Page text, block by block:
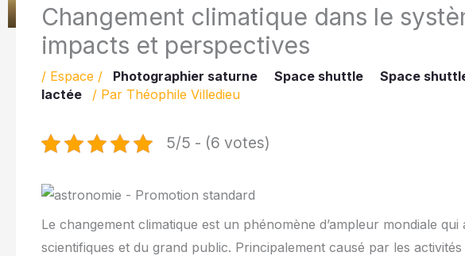
Changement climatique dans le
impacts et perspectives
/ Espace / Photographier saturne Space shuttle Space
lactée
/ Par Théophile Villedieu
5/5 - (6 votes)
Le changement climatique est un phénomène d’ampleur mondiale
scientifiques et du grand public. Principalement causé par les